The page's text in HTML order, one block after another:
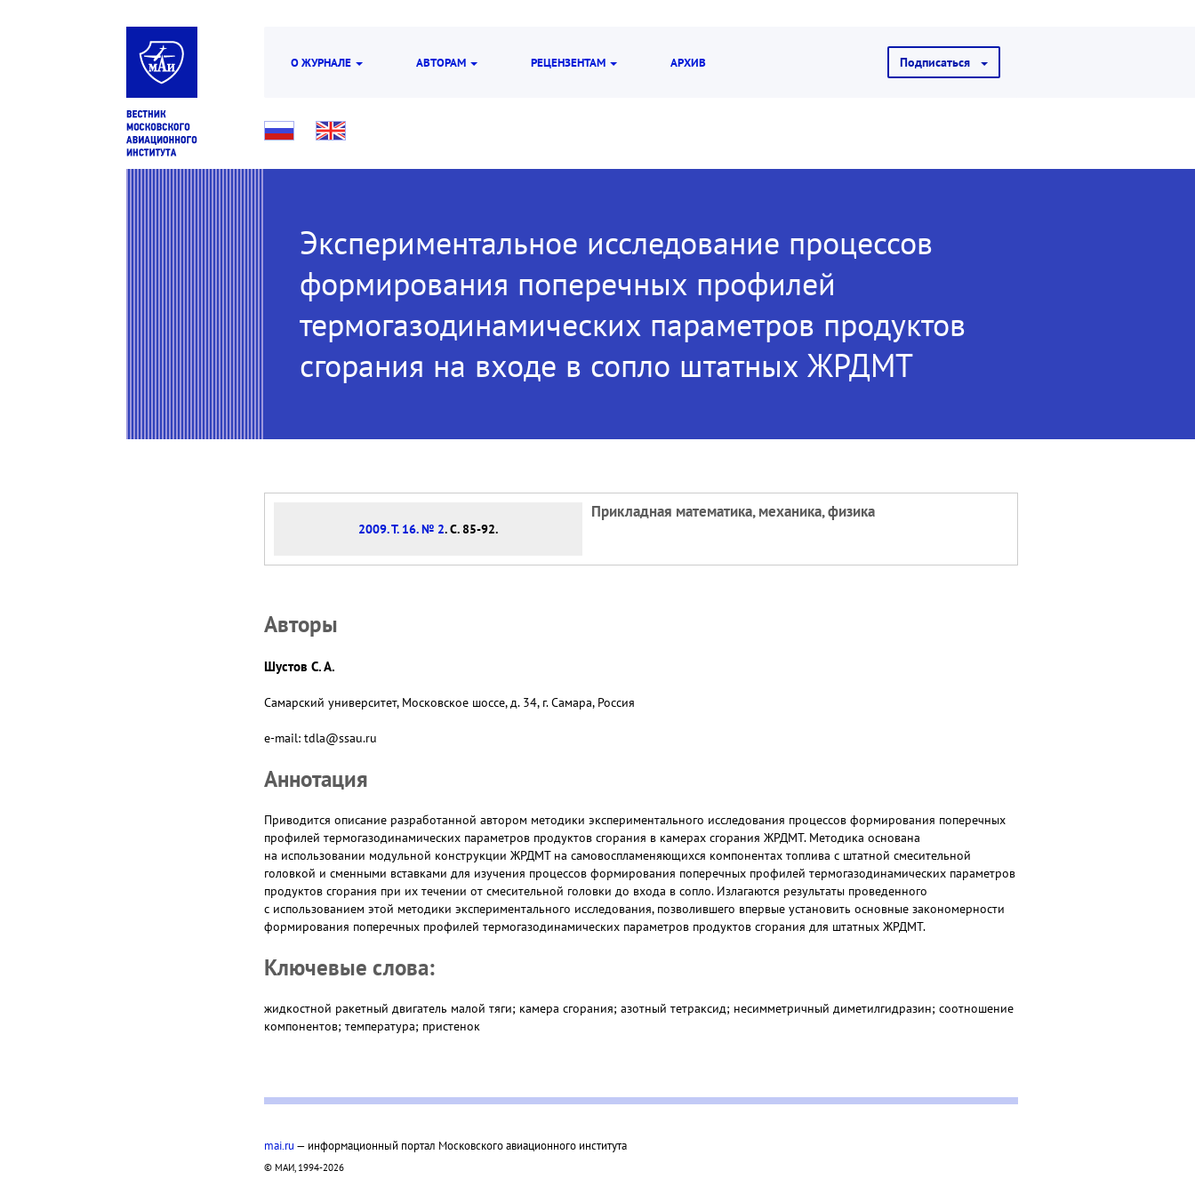
О ЖУРНАЛЕ АВТОРАМ РЕЦЕНЗЕНТАМ АРХИВ Подписаться
Экспериментальное исследование процессов
формирования поперечных профилей
термогазодинамических параметров продуктов
сгорания на входе в сопло штатных ЖРДМТ
2009. Т. 16. № 2. С. 85-92.
Прикладная математика, механика, физика
Авторы
Шустов С. А.
Самарский университет, Московское шоссе, д. 34, г. Самара, Россия
e-mail: tdla@ssau.ru
Аннотация
Приводится описание разработанной автором методики экспериментального исследования процессов формирования поперечных
профилей термогазодинамических параметров продуктов сгорания в камерах сгорания ЖРДМТ. Методика основана
на использовании модульной конструкции ЖРДМТ на самовоспламеняющихся компонентах топлива с штатной смесительной
головкой и сменными вставками для изучения процессов формирования поперечных профилей термогазодинамических параметров
продуктов сгорания при их течении от смесительной головки до входа в сопло. Излагаются результаты проведенного
с использованием этой методики экспериментального исследования, позволившего впервые установить основные закономерности
формирования поперечных профилей термогазодинамических параметров продуктов сгорания для штатных ЖРДМТ.
Ключевые слова:
жидкостной ракетный двигатель малой тяги; камера сгорания; азотный тетраксид; несимметричный диметилгидразин; соотношение
компонентов; температура; пристенок
mai.ru — информационный портал Московского авиационного института
© МАИ, 1994-2026